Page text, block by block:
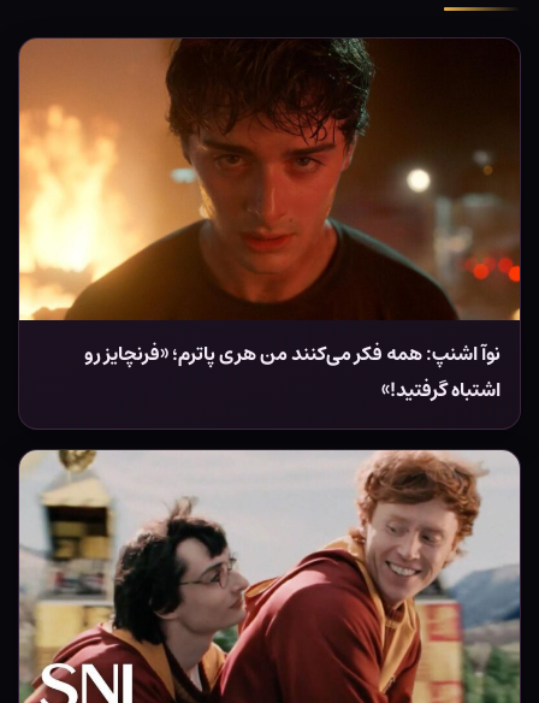
نوآ اشنپ: همه فکر می‌کنند من هری پاترم؛ «فرنچایز رو
اشتباه گرفتید!»